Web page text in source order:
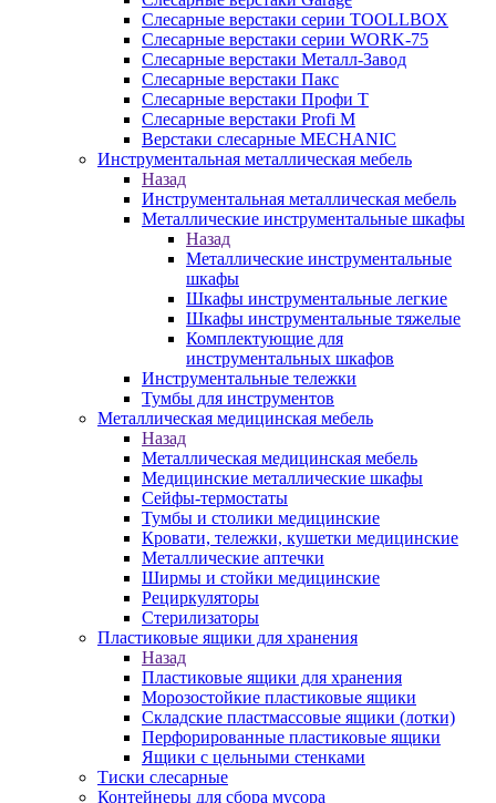
Слесарные верстаки серии TOOLLBOX
Слесарные верстаки серии WORK-75
Слесарные верстаки Металл-Завод
Слесарные верстаки Пакс
Слесарные верстаки Профи Т
Слесарные верстаки Profi M
Верстаки слесарные MECHANIC
Инструментальная металлическая мебель
Назад
Инструментальная металлическая мебель
Металлические инструментальные шкафы
Назад
Металлические инструментальные
шкафы
Шкафы инструментальные легкие
Шкафы инструментальные тяжелые
Комплектующие для
инструментальных шкафов
Инструментальные тележки
Тумбы для инструментов
Металлическая медицинская мебель
Назад
Металлическая медицинская мебель
Медицинские металлические шкафы
Сейфы-термостаты
Тумбы и столики медицинские
Кровати, тележки, кушетки медицинские
Металлические аптечки
Ширмы и стойки медицинские
Рециркуляторы
Стерилизаторы
Пластиковые ящики для хранения
Назад
Пластиковые ящики для хранения
Морозостойкие пластиковые ящики
Складские пластмассовые ящики (лотки)
Перфорированные пластиковые ящики
Ящики с цельными стенками
Тиски слесарные
Контейнеры для сбора мусора